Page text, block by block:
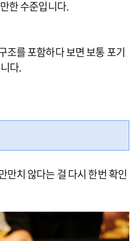
한 수준입니다.
조를 포함하다 보면 보통 포기
다.
만치 않다는 걸 다시 한번 확인